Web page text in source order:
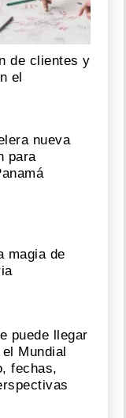
de clientes y
el
nueva
para
magia de
puede llegar
Mundial
fechas,